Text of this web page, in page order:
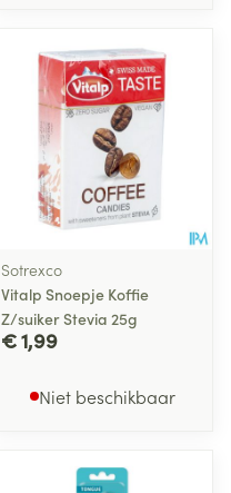
Sotrexco
Vitalp Snoepje Koffie
Z/suiker Stevia 25g
€ 1,99
Niet beschikbaar